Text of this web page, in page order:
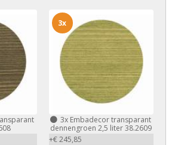
3xEmbadecor transparant
dennengroen 2,5 liter 38.2609
+€ 245,85
3x